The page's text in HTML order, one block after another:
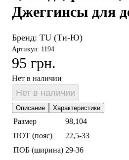
Джеггинсы для
Бренд: TU (Ти-Ю)
Артикул: 1194
95 грн.
Нет в наличии
Нет в наличии
Описание Характеристики
Размер
98,104
ПОТ (пояс)
22,5-33
ПОБ (ширина) 29-36